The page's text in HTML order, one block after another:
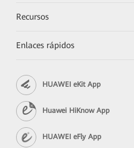
Recursos
Enlaces rápidos
HUAWEI eKit App
Huawei HiKnow App
HUAWEI eFly App